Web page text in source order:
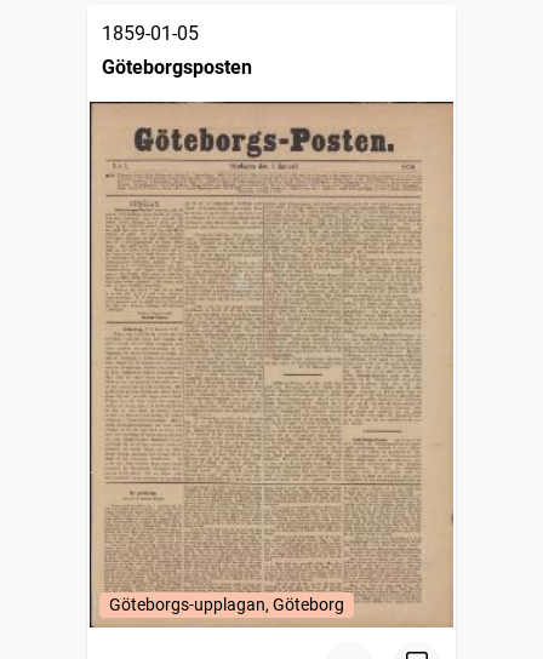
1859-01-05
Göteborgsposten
Göteborgs-upplagan, Göteborg